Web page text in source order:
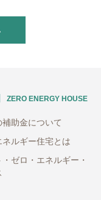
ZERO ENERGY HOUSE
補助金について
ネルギー住宅とは
・ゼロ・エネルギー・